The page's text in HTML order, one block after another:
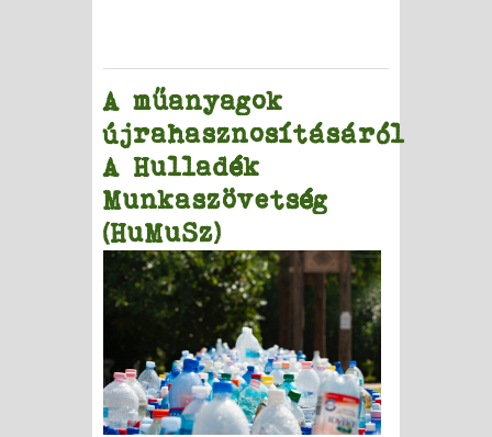
A műanyagok
újrahasznosításáról
A Hulladék
Munkaszövetség
(HuMuSz)